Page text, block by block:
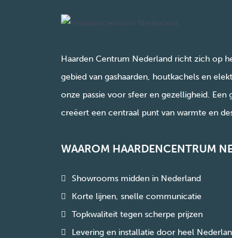
Haarden Centrum Nederland richt zich op
gebied van gashaarden, houtkachels en
onze passie voor sfeer en gezelligheid.
creëert een centraal punt van warmte en
WAAROM HAARDENCENTRUM
Showrooms midden in Nederland
Korte lijnen, snelle communicatie
Topkwaliteit tegen scherpe prijzen
Levering en installatie door heel